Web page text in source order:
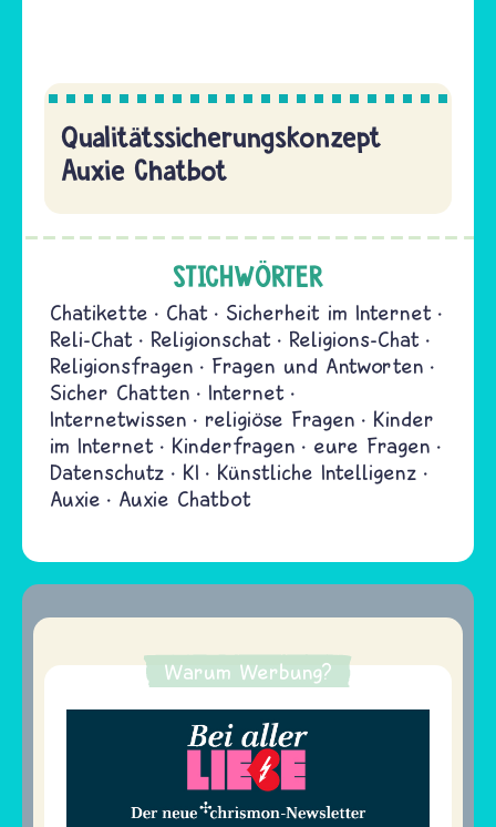
Qualitätssicherungskonzept
Auxie Chatbot
STICHWÖRTER
Chatikette Chat
Sicherheit im Internet
Reli-Chat
Religionschat
Religions-Chat
Religionsfragen
Fragen und Antworten
Sicher Chatten
Internet
Internetwissen
religiöse Fragen
Kinder
im Internet
Kinderfragen
eure Fragen
Datenschutz
KI
Künstliche Intelligenz
Auxie
Auxie Chatbot
Warum Werbung?